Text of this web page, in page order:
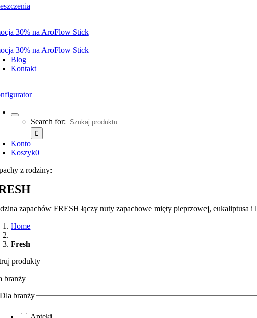
30% na AroFlow Stick
30% na AroFlow Stick
Blog
Kontakt
Search for:
Konto
Koszyk0
z rodziny:
zapachów FRESH łączy nuty zapachowe mięty pieprzowej, eukaliptusa
Home
Fresh
produkty
branży
Dla branży